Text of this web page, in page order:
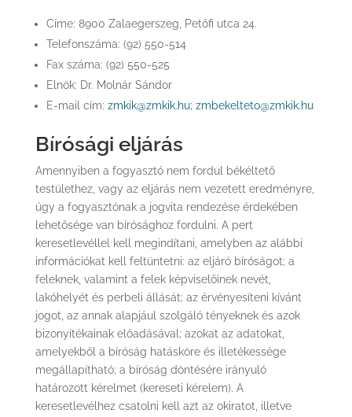
Címe: 8900 Zalaegerszeg, Petőfi utca 24.
Telefonszáma: (92) 550-514
Fax száma: (92) 550-525
Elnök: Dr. Molnár Sándor
E-mail cím: zmkik@zmkik.hu; zmbekelteto@zmkik.hu
Bírósági eljárás
Amennyiben a fogyasztó nem fordul békéltető
testülethez, vagy az eljárás nem vezetett eredményre,
úgy a fogyasztónak a jogvita rendezése érdekében
lehetősége van bírósághoz fordulni. A pert
keresetlevéllel kell megindítani, amelyben az alábbi
információkat kell feltüntetni: az eljáró bíróságot; a
feleknek, valamint a felek képviselőinek nevét,
lakóhelyét és perbeli állását; az érvényesíteni kívánt
jogot, az annak alapjául szolgáló tényeknek és azok
bizonyítékainak előadásával; azokat az adatokat,
amelyekből a bíróság hatásköre és illetékessége
megállapítható; a bíróság döntésére irányuló
határozott kérelmet (kereseti kérelem). A
keresetlevélhez csatolni kell azt az okiratot, illetve